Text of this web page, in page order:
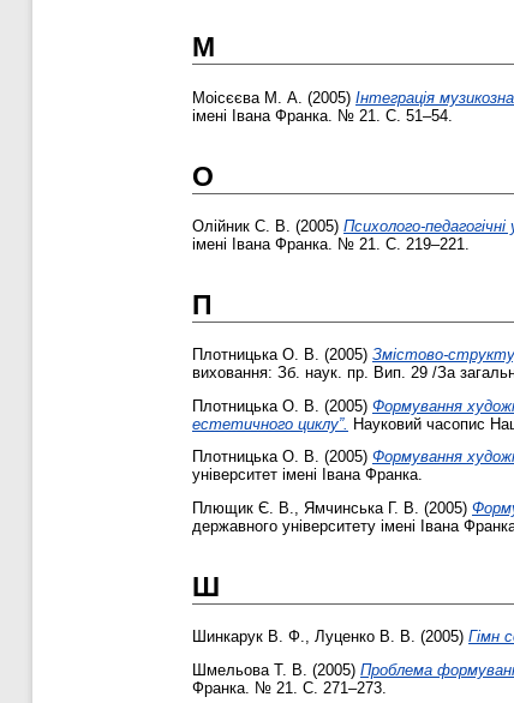
М
Моісєєва М. А. (2005) Інтеграція
імені Івана Франка. № 21. С. 51–54.
О
Олійник С. В. (2005) Психолого-
імені Івана Франка. № 21. С. 219–221.
П
Плотницька О. В. (2005) Змістово-
виховання: Зб. наук. пр. Вип. 29 /За
Плотницька О. В. (2005) Формування
естетичного циклу”. Науковий часопис
Плотницька О. В. (2005) Формування
університет імені Івана Франка.
Плющик Є. В., Ямчинська Г. В. (2005)
державного університету імені Івана
Ш
Шинкарук В. Ф., Луценко В. В. (2005) Гімн
Шмельова Т. В. (2005) Проблема
Франка. № 21. С. 271–273.